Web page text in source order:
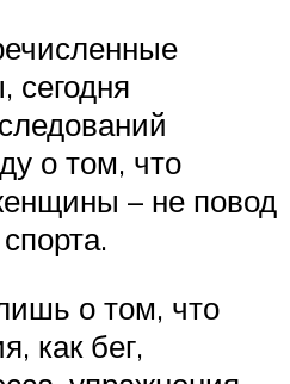
о том, что
– не повод
о том, что
как бег,